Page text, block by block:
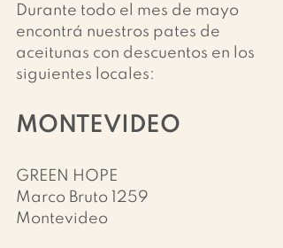
Durante todo el mes de mayo
encontrá nuestros pates de
aceitunas con descuentos en los
siguientes locales:
MONTEVIDEO
GREEN HOPE
Marco Bruto 1259
Montevideo